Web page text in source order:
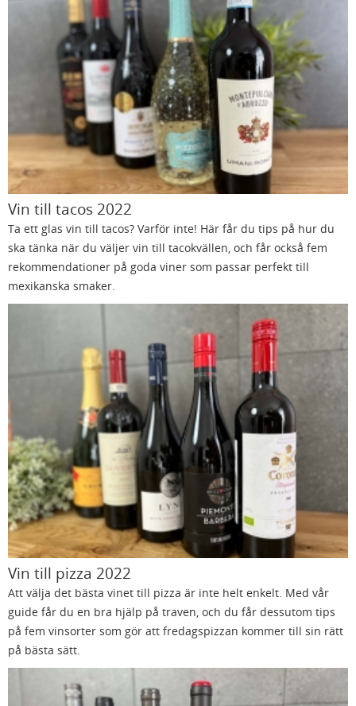
Vin till tacos 2022
Ta ett glas vin till tacos? Varför inte! Här får du tips på hur du
ska tänka när du väljer vin till tacokvällen, och får också fem
rekommendationer på goda viner som passar perfekt till
mexikanska smaker.
Vin till pizza 2022
Att välja det bästa vinet till pizza är inte helt enkelt. Med vår
guide får du en bra hjälp på traven, och du får dessutom tips
på fem vinsorter som gör att fredagspizzan kommer till sin rätt
på bästa sätt.